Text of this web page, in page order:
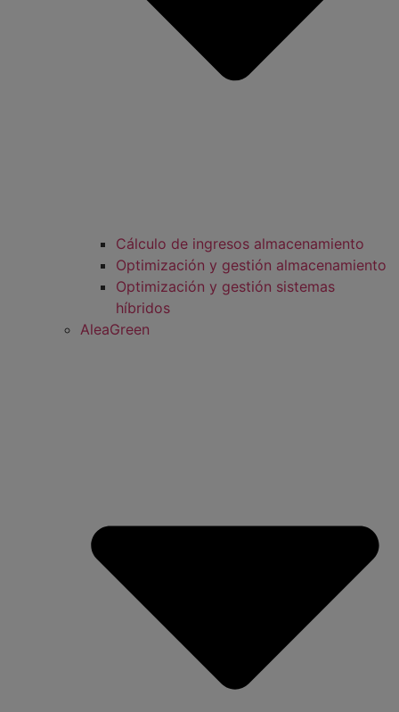
Cálculo de ingresos almacenamiento
Optimización y gestión almacenamiento
Optimización y gestión sistemas
híbridos
AleaGreen